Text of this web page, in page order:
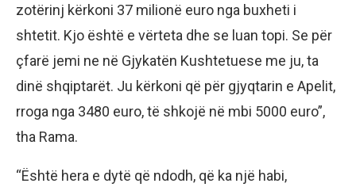
zotërinj kërkoni 37 milionë euro nga buxheti i
shtetit. Kjo është e vërteta dhe se luan topi. Se për
çfarë jemi ne në Gjykatën Kushtetuese me ju, ta
dinë shqiptarët. Ju kërkoni që për gjyqtarin e Apelit,
rroga nga 3480 euro, të shkojë në mbi 5000 euro”,
tha Rama.
“Është hera e dytë që ndodh, që ka një habi,